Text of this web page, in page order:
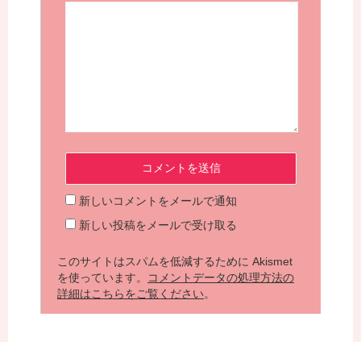
新しいコメントをメールで通知
新しい投稿をメールで受け取る
このサイトはスパムを低減するために Akismet
を使っています。
コメントデータの処理方法の
詳細はこちらをご覧ください。